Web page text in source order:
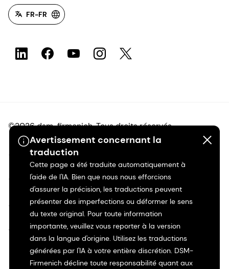
Avertissement concernant la
traduction
Cette page a été traduite automatiquement à
l'aide de l'IA. Bien que nous nous efforcions
d'assurer la précision, les traductions peuvent
présenter des imperfections ou déformer le sens
du texte original. Pour toute information
importante, veuillez vous reporter à la version
dans la langue d'origine. Utilisez les traductions
générées par l'IA à votre entière discrétion. DSM-
Firmenich décline toute responsabilité quant aux
FR-FR
©2026 dsm-firmenich. Tous droits réservés.
Avis de confidentialité
Conditions d'utilisation
Conditions d'utilisation
Transparence en Californie
Déclaration d'accessibilité